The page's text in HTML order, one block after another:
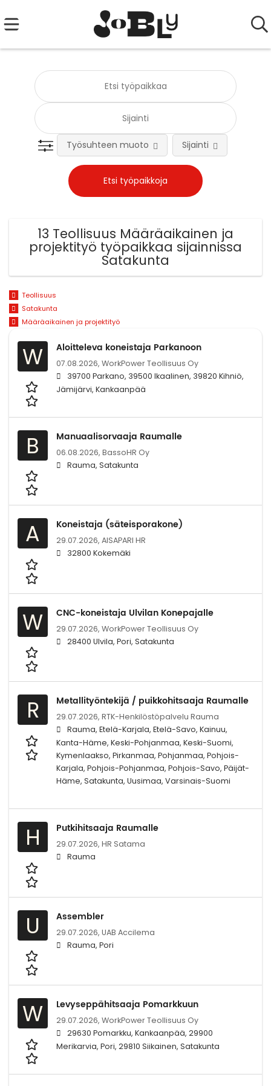
Työsuhteen muoto Sijainti
13 Teollisuus Määräaikainen ja
projektityö työpaikkaa sijainnissa
Satakunta
Teollisuus
Satakunta
Määräaikainen ja projektityö
W Aloitteleva koneistaja Parkanoon
07.08.2026, WorkPower Teollisuus Oy
39700 Parkano, 39500 Ikaalinen, 39820 Kihniö,
Jämijärvi, Kankaanpää
B Manuaalisorvaaja Raumalle
06.08.2026, BassoHR Oy
Rauma, Satakunta
A Koneistaja (säteisporakone)
29.07.2026, AISAPARI HR
32800 Kokemäki
W CNC-koneistaja Ulvilan Konepajalle
29.07.2026, WorkPower Teollisuus Oy
28400 Ulvila, Pori, Satakunta
R Metallityöntekijä / puikkohitsaaja Raumalle
29.07.2026, RTK-Henkilöstöpalvelu Rauma
Rauma, Etelä-Karjala, Etelä-Savo, Kainuu,
Kanta-Häme, Keski-Pohjanmaa, Keski-Suomi,
Kymenlaakso, Pirkanmaa, Pohjanmaa, Pohjois-
Karjala, Pohjois-Pohjanmaa, Pohjois-Savo, Päijät-
Häme, Satakunta, Uusimaa, Varsinais-Suomi
H Putkihitsaaja Raumalle
29.07.2026, HR Satama
Rauma
U Assembler
29.07.2026, UAB Accilema
Rauma, Pori
W Levyseppähitsaaja Pomarkkuun
29.07.2026, WorkPower Teollisuus Oy
29630 Pomarkku, Kankaanpää, 29900
Merikarvia, Pori, 29810 Siikainen, Satakunta